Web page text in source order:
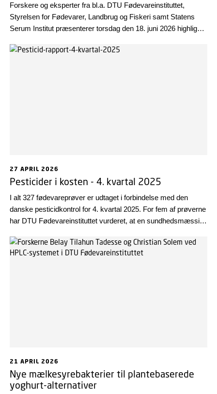
Forskere og eksperter fra bl.a. DTU Fødevareinstituttet,
Styrelsen for Fødevarer, Landbrug og Fiskeri samt Statens
Serum Institut præsenterer torsdag den 18. juni 2026 highlights
smitte fra dyr og mad til mennesker. Seminaret holdes på
27 APRIL 2026
Pesticider i kosten - 4. kvartal 2025
I alt 327 fødevareprøver er udtaget i forbindelse med den
danske pesticidkontrol for 4. kvartal 2025. For fem af prøverne
har DTU Fødevareinstituttet vurderet, at en sundhedsmæssig
21 APRIL 2026
Nye mælkesyrebakterier til plantebaserede
yoghurt-alternativer